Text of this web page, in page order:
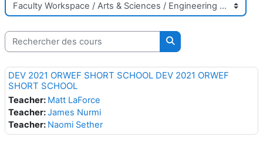
Catégories de cours
Rechercher des cours
Rechercher des cours
DEV 2021 ORWEF SHORT SCHOOL DEV 2021 ORWEF
SHORT SCHOOL
Teacher: Matt LaForce
Teacher:James Nurmi
Teacher: Naomi Sether